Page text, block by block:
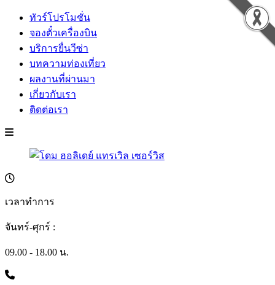
ทัวร์โปรโมชั่น
จองตั๋วเครื่องบิน
บริการยื่นวีซ่า
บทความท่องเที่ยว
ผลงานที่ผ่านมา
เกี่ยวกับเรา
ติดต่อเรา
เวลาทำการ
จันทร์-ศุกร์ :
09.00 - 18.00 น.